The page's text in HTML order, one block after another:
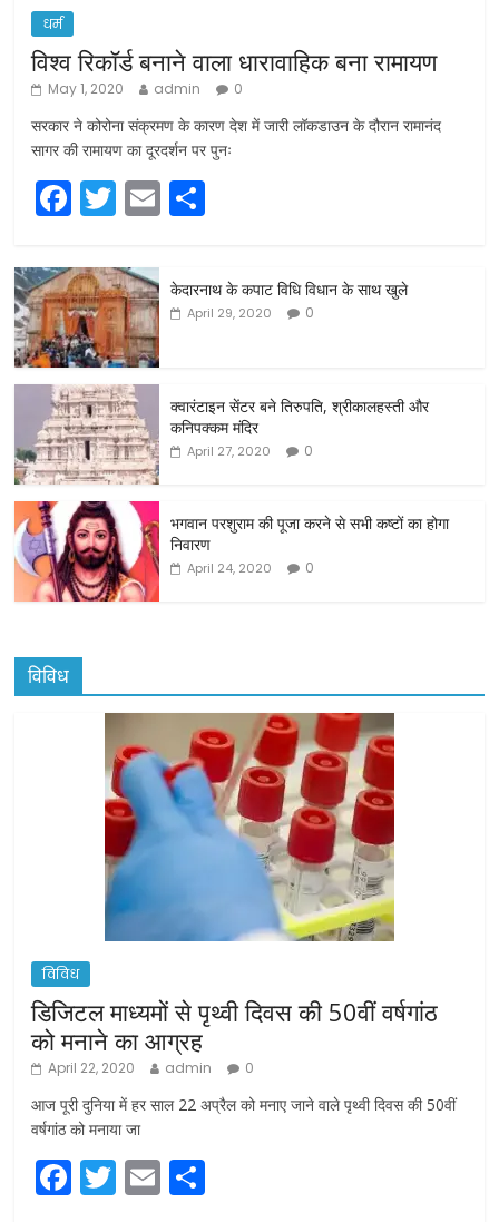
धर्म
विश्व रिकॉर्ड बनाने वाला धारावाहिक बना रामायण
May 1, 2020 admin 0
सरकार ने कोरोना संक्रमण के कारण देश में जारी लॉकडाउन के दौरान रामानंद
सागर की रामायण का दूरदर्शन पर पुनः
F
c
e
b
o
o
k
T
itt
er
E
ai ar
e
केदारनाथ के कपाट विधि विधान के साथ खुले
April 29, 2020 0
क्वारंटाइन सेंटर बने तिरुपति, श्रीकालहस्ती और
कनिपक्कम मंदिर
April 27, 2020 0
भगवान परशुराम की पूजा करने से सभी कष्टों का होगा
निवारण
April 24, 2020 0
विविध
विविध
डिजिटल माध्यमों से पृथ्वी दिवस की 50वीं वर्षगांठ
को मनाने का आग्रह
April 22, 2020 admin 0
आज पूरी दुनिया में हर साल 22 अप्रैल को मनाए जाने वाले पृथ्वी दिवस की 50वीं
वर्षगांठ को मनाया जा
F T E